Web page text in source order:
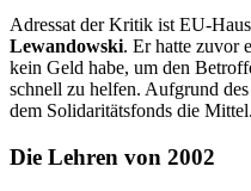
Adressat der Kritik ist EU-
Lewandowski. Er hatte zuvor
kein Geld habe, um den
schnell zu helfen. Aufgrund
dem Solidaritätsfonds die Mittel.
Die Lehren von 2002